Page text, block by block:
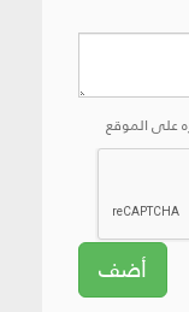
على الموقع
أضف